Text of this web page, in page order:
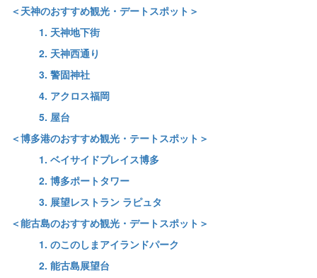
＜天神のおすすめ観光・デートスポット＞
1. 天神地下街
2. 天神西通り
3. 警固神社
4. アクロス福岡
5. 屋台
＜博多港のおすすめ観光・テートスポット＞
1. ベイサイドプレイス博多
2. 博多ポートタワー
3. 展望レストラン ラピュタ
＜能古島のおすすめ観光・デートスポット＞
1. のこのしまアイランドパーク
2. 能古島展望台